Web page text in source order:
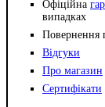
Офіційна
випадках
Повернення
Відгуки
Про магазин
Сертифікати